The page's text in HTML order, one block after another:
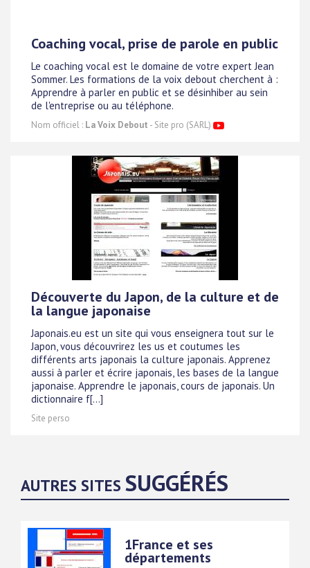
Coaching vocal, prise de parole en public
Le coaching vocal est le domaine de votre expert Jean
Sommer. Les formations de la voix debout cherchent à :
Apprendre à parler en public et se désinhiber au sein
de l'entreprise ou au téléphone.
Nom officiel : La Voix Debout - Site pro (SARL)
Découverte du Japon, de la culture et de
la langue japonaise
Japonais.eu est un site qui vous enseignera tout sur le
Japon, vous découvrirez les us et coutumes les
différents arts japonais la culture japonais. Apprenez
aussi à parler et écrire japonais, les bases de la langue
japonaise. Apprendre le japonais, cours de japonais. Un
dictionnaire f[...]
Site perso
AUTRES SITES SUGGÉRÉS
1France et ses
départements